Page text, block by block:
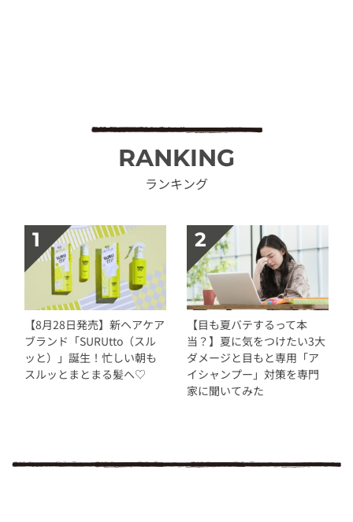
RANKING
ランキング
【8月28日発売】新ヘアケア
ブランド「SURUtto（スル
ッと）」誕生！忙しい朝も
スルッとまとまる髪へ♡
【目も夏バテするって本
当？】夏に気をつけたい3大
ダメージと目もと専用「ア
イシャンプー」対策を専門
家に聞いてみた